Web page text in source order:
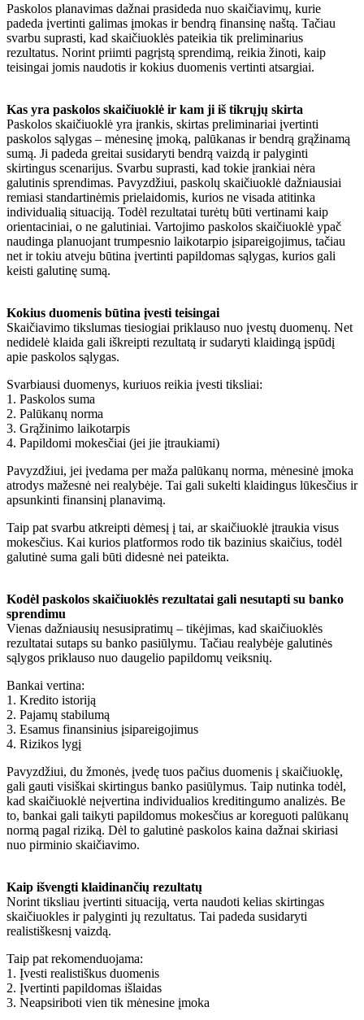
Paskolos planavimas dažnai prasideda nuo skaičiavimų, kurie
padeda įvertinti galimas įmokas ir bendrą finansinę naštą. Tačiau
svarbu suprasti, kad skaičiuoklės pateikia tik preliminarius
rezultatus. Norint priimti pagrįstą sprendimą, reikia žinoti, kaip
teisingai jomis naudotis ir kokius duomenis vertinti atsargiai.
Kas yra paskolos skaičiuoklė ir kam ji iš tikrųjų skirta
Paskolos skaičiuoklė yra įrankis, skirtas preliminariai įvertinti
paskolos sąlygas – mėnesinę įmoką, palūkanas ir bendrą grąžinamą
sumą. Ji padeda greitai susidaryti bendrą vaizdą ir palyginti
skirtingus scenarijus. Svarbu suprasti, kad tokie įrankiai nėra
galutinis sprendimas. Pavyzdžiui, paskolų skaičiuoklė dažniausiai
remiasi standartinėmis prielaidomis, kurios ne visada atitinka
individualią situaciją. Todėl rezultatai turėtų būti vertinami kaip
orientaciniai, o ne galutiniai. Vartojimo paskolos skaičiuoklė ypač
naudinga planuojant trumpesnio laikotarpio įsipareigojimus, tačiau
net ir tokiu atveju būtina įvertinti papildomas sąlygas, kurios gali
keisti galutinę sumą.
Kokius duomenis būtina įvesti teisingai
Skaičiavimo tikslumas tiesiogiai priklauso nuo įvestų duomenų. Net
nedidelė klaida gali iškreipti rezultatą ir sudaryti klaidingą įspūdį
apie paskolos sąlygas.
Svarbiausi duomenys, kuriuos reikia įvesti tiksliai:
1. Paskolos suma
2. Palūkanų norma
3. Grąžinimo laikotarpis
4. Papildomi mokesčiai (jei jie įtraukiami)
Pavyzdžiui, jei įvedama per maža palūkanų norma, mėnesinė įmoka
atrodys mažesnė nei realybėje. Tai gali sukelti klaidingus lūkesčius ir
apsunkinti finansinį planavimą.
Taip pat svarbu atkreipti dėmesį į tai, ar skaičiuoklė įtraukia visus
mokesčius. Kai kurios platformos rodo tik bazinius skaičius, todėl
galutinė suma gali būti didesnė nei pateikta.
Kodėl paskolos skaičiuoklės rezultatai gali nesutapti su banko
sprendimu
Vienas dažniausių nesusipratimų – tikėjimas, kad skaičiuoklės
rezultatai sutaps su banko pasiūlymu. Tačiau realybėje galutinės
sąlygos priklauso nuo daugelio papildomų veiksnių.
Bankai vertina:
1. Kredito istoriją
2. Pajamų stabilumą
3. Esamus finansinius įsipareigojimus
4. Rizikos lygį
Pavyzdžiui, du žmonės, įvedę tuos pačius duomenis į skaičiuoklę,
gali gauti visiškai skirtingus banko pasiūlymus. Taip nutinka todėl,
kad skaičiuoklė neįvertina individualios kreditingumo analizės. Be
to, bankai gali taikyti papildomus mokesčius ar koreguoti palūkanų
normą pagal riziką. Dėl to galutinė paskolos kaina dažnai skiriasi
nuo pirminio skaičiavimo.
Kaip išvengti klaidinančių rezultatų
Norint tiksliau įvertinti situaciją, verta naudoti kelias skirtingas
skaičiuokles ir palyginti jų rezultatus. Tai padeda susidaryti
realistiškesnį vaizdą.
Taip pat rekomenduojama:
1. Įvesti realistiškus duomenis
2. Įvertinti papildomas išlaidas
3. Neapsiriboti vien tik mėnesine įmoka